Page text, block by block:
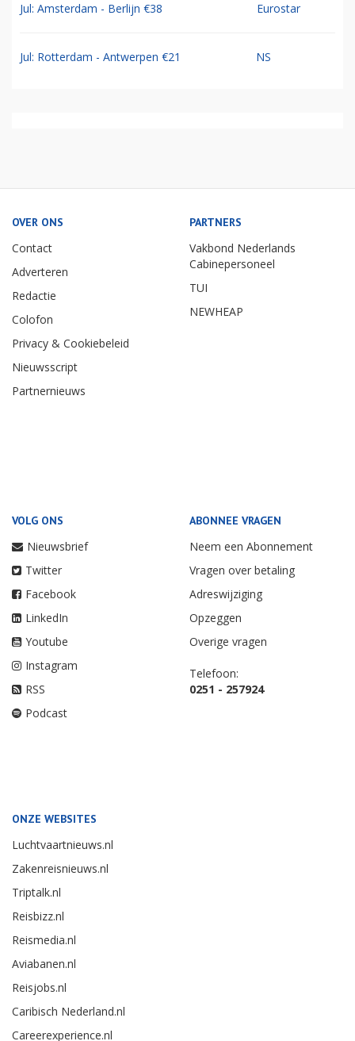
Jul: Amsterdam - Berlijn €38 Eurostar
Jul: Rotterdam - Antwerpen €21 NS
OVER ONS
Contact
Adverteren
Redactie
Colofon
Privacy & Cookiebeleid
Nieuwsscript
Partnernieuws
PARTNERS
Vakbond Nederlands
Cabinepersoneel
TUI
NEWHEAP
VOLG ONS
Nieuwsbrief
Twitter
Facebook
LinkedIn
Youtube
Instagram
RSS
Podcast
ABONNEE VRAGEN
Neem een Abonnement
Vragen over betaling
Adreswijziging
Opzeggen
Overige vragen
Telefoon:
0251 - 257924
ONZE WEBSITES
Luchtvaartnieuws.nl
Zakenreisnieuws.nl
Triptalk.nl
Reisbizz.nl
Reismedia.nl
Aviabanen.nl
Reisjobs.nl
Caribisch Nederland.nl
Careerexperience.nl